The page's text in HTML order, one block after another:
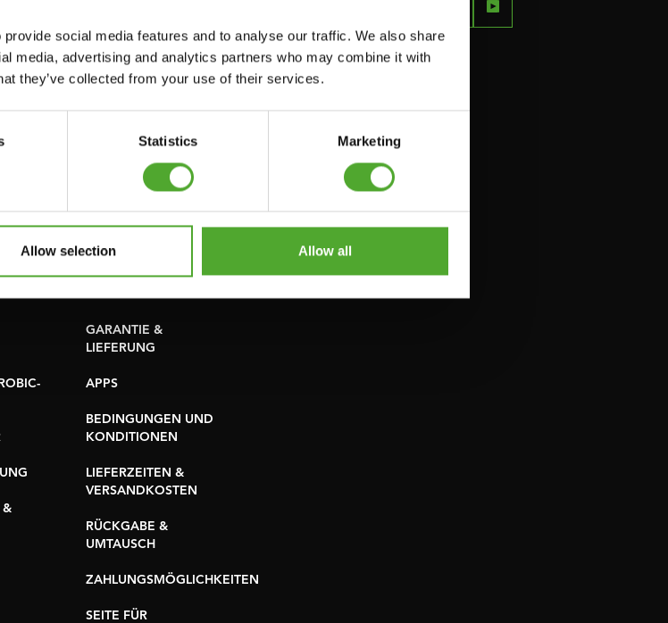
social media features and to analyse our traffic. We also share
media, advertising and analytics partners who may combine it with
they’ve collected from your use of their services.
Statistics Marketing
Allow selection Allow all
&
VERTRAG
WIDERRUFEN
AKTUELLE
HANDBÜCHER
ALTE HANDBÜCHER
PROBLEM BERICHTEN
TEILE KAUFEN
GARANTIE &
LIEFERUNG
APPS
BEDINGUNGEN UND
KONDITIONEN
LIEFERZEITEN &
VERSANDKOSTEN
RÜCKGABE &
UMTAUSCH
ZAHLUNGSMÖGLICHKEITEN
SEITE FÜR
DAY